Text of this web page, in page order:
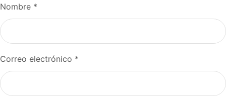
Nombre *
Correo electrónico *